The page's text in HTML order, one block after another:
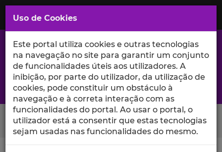
Saltar
para
Conteúdo
Principal
A excelência da investigação e ciência no Iscte
Search Button
Uso de Cookies
Este portal utiliza cookies e outras tecnologias
na navegação no site para garantir um conjunto
de funcionalidades úteis aos utilizadores. A
inibição, por parte do utilizador, da utilização de
cookies, pode constituir um obstáculo à
navegação e à correta interação com as
funcionalidades do portal. Ao usar o portal, o
utilizador está a consentir que estas tecnologias
sejam usadas nas funcionalidades do mesmo.